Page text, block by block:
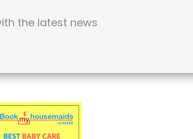
the latest news